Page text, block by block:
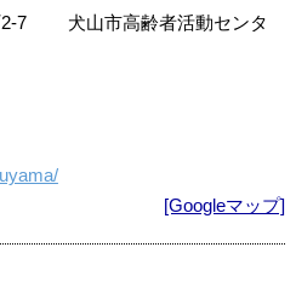
7 犬山市高齢者活動センタ
[Googleマップ]